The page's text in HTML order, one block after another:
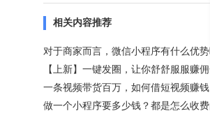
相关内容推荐
对于商家而言，微信小程序有什么优
【上新】一键发圈，让你舒舒服服赚佣
一条视频带货百万，如何借短视频赚钱
做一个小程序要多少钱？都是怎么收费